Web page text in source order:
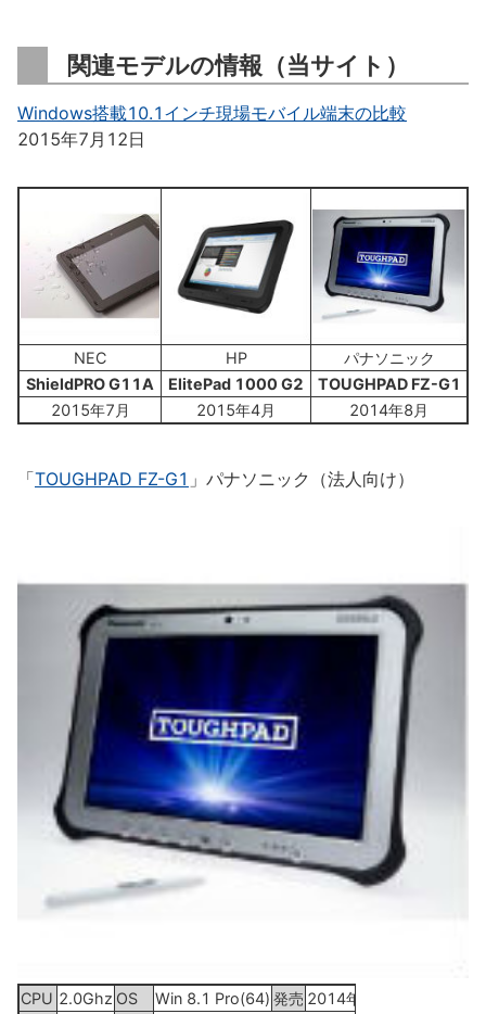
関連モデルの情報（当サイト）
Windows搭載10.1インチ現場モバイル端末の比較
2015年7月12日
NEC HP
パナソニック
ShieldPRO G11A
ElitePad 1000 G2
TOUGHPAD FZ-G1
2015年7月
2015年4月 2014年8月
「TOUGHPAD FZ-G1 」パナソニック（法人向け）
CPU 2.0Ghz OS Win 8.1 Pro(64) 発売 2014年8月下旬